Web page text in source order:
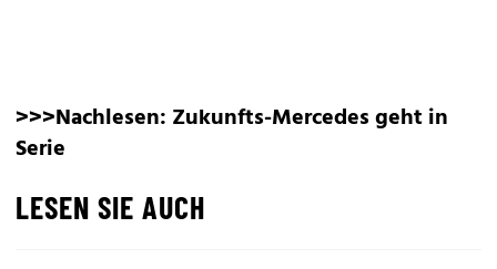
>>>Nachlesen: Zukunfts-Mercedes geht in
Serie
LESEN SIE AUCH